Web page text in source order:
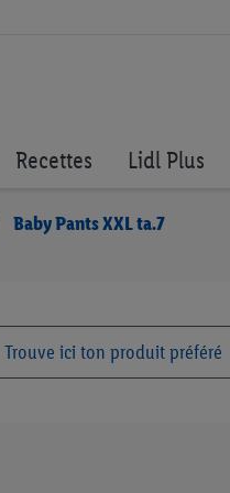
Recettes Lidl Plus
Baby Pants XXL ta.7